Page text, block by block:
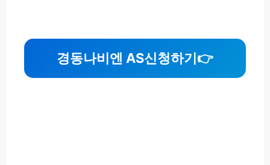
경동나비엔 AS신청하기👉